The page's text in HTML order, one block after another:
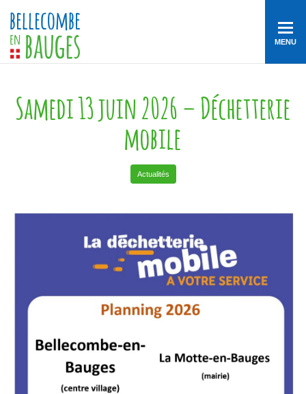
MENU
Samedi 13 juin 2026 – Déchetterie
mobile
Actualités